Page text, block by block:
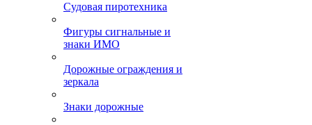
Судовая пиротехника
Фигуры сигнальные и
знаки ИМО
Дорожные ограждения и
зеркала
Знаки дорожные